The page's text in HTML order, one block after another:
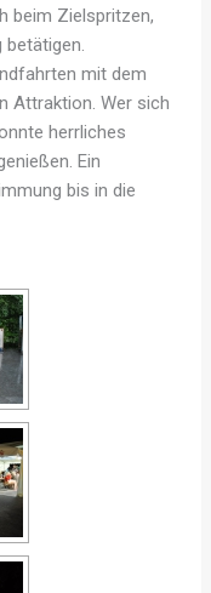
beim Zielspritzen,
betätigen.
mit dem
Attraktion. Wer sich
herrliches
Ein
bis in die